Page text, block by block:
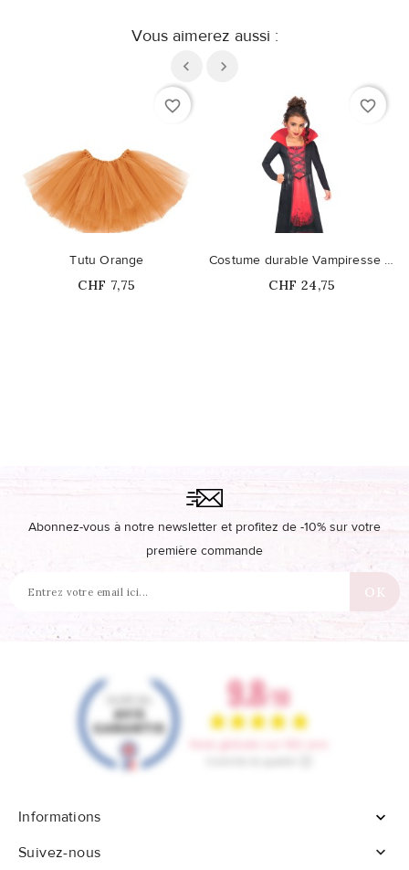
Vous aimerez aussi :
favorite_border
Tutu Orange
Prix
CHF 7,75
favorite_border
Costume durable Vampiresse avec Roses
Prix
CHF 24,75
Abonnez-vous à notre newsletter et profitez de -10% sur votre
première commande
Informations

Suivez-nous
